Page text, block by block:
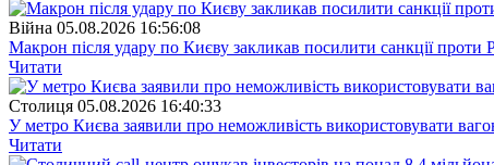
Війна 05.08.2026 16:56:08
Макрон після удару по Києву закликав посилити санкції проти
Читати
Столиця 05.08.2026 16:40:33
У метро Києва заявили про неможливість використовувати
Читати